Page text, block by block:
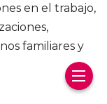
en el trabajo,
familiares y